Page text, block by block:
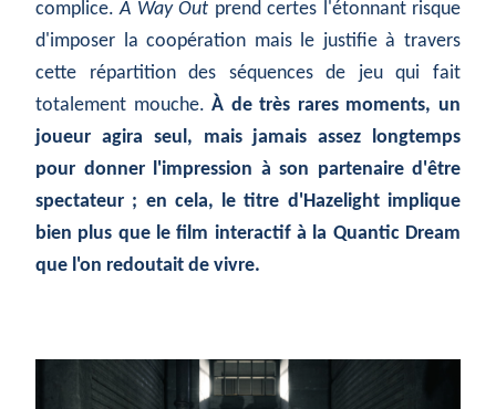
complice.A Way Out prend certes l'étonnant risque
d'imposer la coopération mais le justifie à travers
cette répartition des séquences de jeu qui fait
totalement mouche.À de très rares moments, un
joueur agira seul, mais jamais assez longtemps
pour donner l'impression à son partenaire d'être
spectateur ; en cela, le titre d'Hazelight implique
bien plus que le film interactif à la Quantic Dream
que l'on redoutait de vivre.